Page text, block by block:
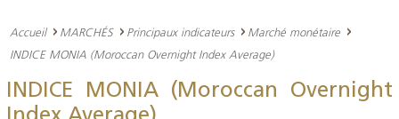
Accueil MARCHÉS Principaux indicateurs
Marché monétaire
INDICE MONIA (Moroccan Overnight Index Average)
INDICE MONIA (Moroccan Overnight